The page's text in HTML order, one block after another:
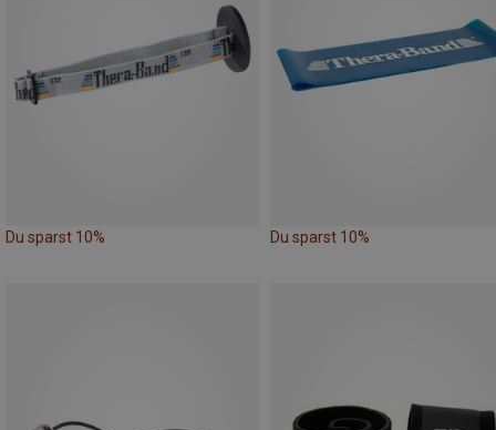
Du sparst 10% Du sparst 10%